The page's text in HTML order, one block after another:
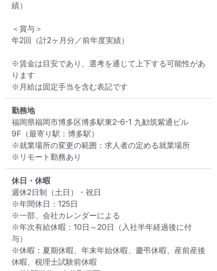
績）
＜賞与＞
年2回（計2ヶ月分／前年度実績）
※賃金は目安であり、選考を通じて上下する可能性があ
ります
※月給は固定手当を含む表記です
勤務地
福岡県福岡市博多区博多駅東2-6-1 九勧筑紫通ビル
9F （最寄り駅：博多駅）
※就業場所の変更の範囲：求人者の定める就業場所
※リモート勤務あり
休日・休暇
週休2日制（土日）・祝日
※年間休日：125日
※一部、会社カレンダーによる
※年次有給休暇：10日～20日（入社半年経過後に付
与）
※休暇：夏期休暇、年末年始休暇、慶弔休暇、産前産後
休暇、税理士試験前休暇